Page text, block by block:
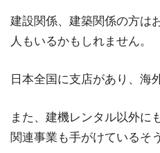
建設関係、建築関係の方は
人もいるかもしれません。
日本全国に支店があり、海
また、建機レンタル以外に
関連事業も手がけているそ